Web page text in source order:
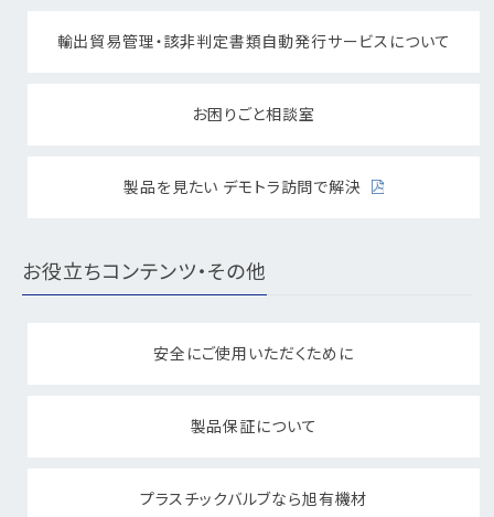
輸出貿易管理・該非判定書類自動発行サービスについて
お困りごと相談室
製品を見たい デモトラ訪問で解決
お役立ちコンテンツ・その他
安全にご使用いただくために
製品保証について
プラスチックバルブなら旭有機材